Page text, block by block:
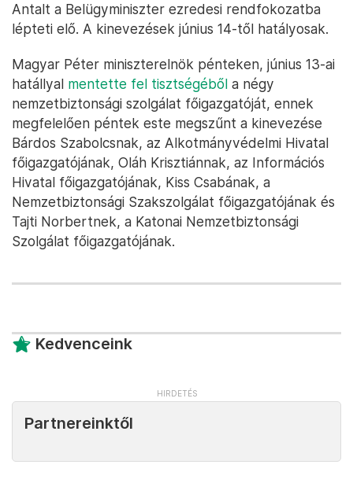
Antalt a Belügyminiszter ezredesi rendfokozatba
lépteti elő. A kinevezések június 14-től hatályosak.
Magyar Péter miniszterelnök pénteken, június 13-ai
hatállyal mentette fel tisztségéből a négy
nemzetbiztonsági szolgálat főigazgatóját, ennek
megfelelően péntek este megszűnt a kinevezése
Bárdos Szabolcsnak, az Alkotmányvédelmi Hivatal
főigazgatójának, Oláh Krisztiánnak, az Információs
Hivatal főigazgatójának, Kiss Csabának, a
Nemzetbiztonsági Szakszolgálat főigazgatójának és
Tajti Norbertnek, a Katonai Nemzetbiztonsági
Szolgálat főigazgatójának.
Kedvenceink
Partnereinktől